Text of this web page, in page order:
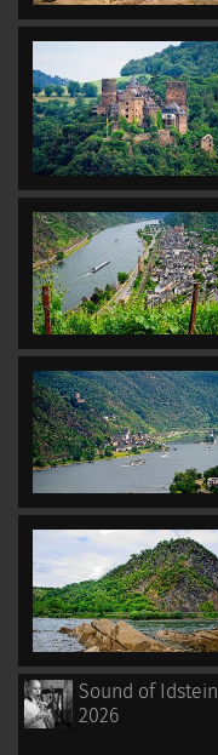
Sound of Idstein
2026